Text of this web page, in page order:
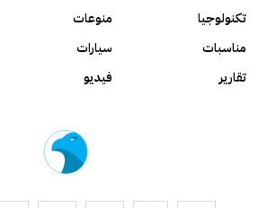
تكنولوجيا
منوعات
مناسبات
سيارات
تقارير
فيديو